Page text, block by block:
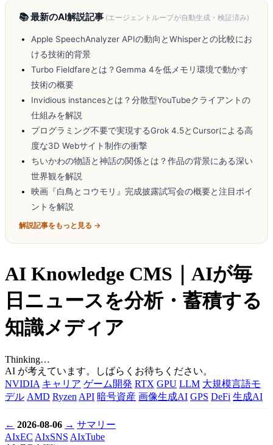
📚 最新のAI解説記事 (エージェントループが自動生成・検証済み)
Apple SpeechAnalyzer APIの動向とWhisperとの比較にお
ける技術的背景
Turbo Fieldfareとは？Gemma 4を低メモリ環境で動かす
技術の概要
Invidious instancesとは？分散型YouTubeクライアントの
仕組みを解説
プログラミング不要で実現するGrok 4.5とCursorによる高
度な3D Webサイト制作の衝撃
ちいかわの物語と神話の関係とは？作品の背景にある深い
世界観を解説
映画『白鳥とコウモリ』完成披露試写会の概要と注目ポイ
ントを解説
解説記事をもっと見る →
AI Knowledge CMS｜AIが毎
日ニュースを分析・蓄積する
知識メディア
Thinking…
AI が考えています。しばらくお待ちください。
NVIDIA キャリア ゲーム開発 RTX GPU LLM 大規模言語モ
デル AMD RyzenAPI 暗号資産 画像生成AI GPS DeFi 生成AI
← 2026-08-06 → サマリー
AIxEC AIxSNS AIxTube